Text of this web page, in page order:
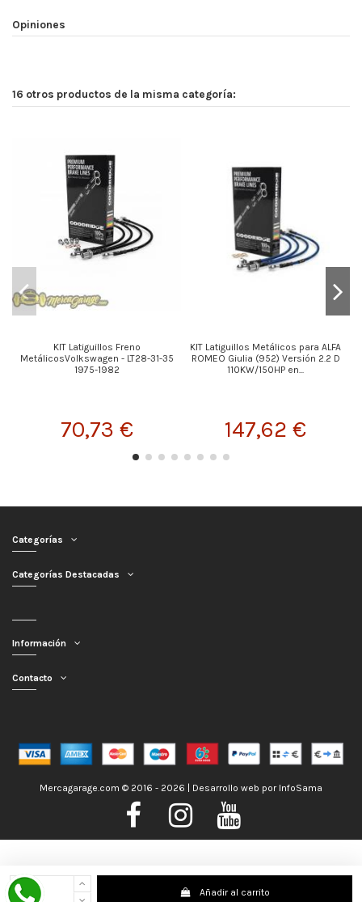
Nos encontramos de Vacaciones, no obstante los pedidos hechos se
despacharán con normalidad; usted puede hacer su pedido y le será enviado en
Añadir al carrito
Opiniones
16 otros productos de la misma categoría:
KIT Latiguillos Freno
MetálicosVolkswagen - LT28-31-35
1975-1982
70,73 €
KIT Latiguillos Metálicos para ALFA
ROMEO Giulia (952) Versión 2.2 D
110KW/150HP en...
147,62 €
Categorías
Categorías Destacadas
Información
Contacto
Mercagarage.com © 2016 - 2026 | Desarrollo web por InfoSama